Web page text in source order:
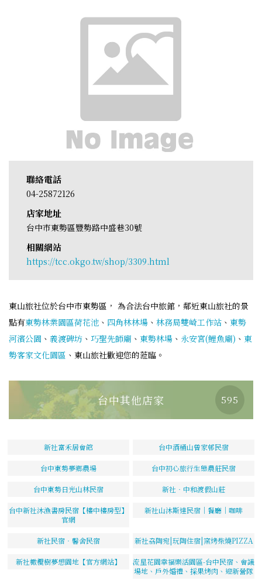
聯絡電話
04-25872126
店家地址
台中市東勢區豐勢路中盛巷30號
相關網站
https://tcc.okgo.tw/shop/3309.html
東山旅社位於台中市東勢區， 為合法台中旅館，鄰近東山旅社的景
點有東勢林業園區荷花池 、 四角林林場 、 林務局雙崎工作站 、 東勢
河濱公園 、 義渡碑坊 、 巧聖先師廟 、 東勢林場 、 永安宮(鯉魚廟) 、 東
勢客家文化園區 、東山旅社歡迎您的蒞臨。
台中其他店家 595
新社富禾居會館 台中酒桶山曾家邨民宿
台中東勢夢鄉農場 台中初心旅行生態農莊民宿
台中東勢日光山林民宿 新社‧中和渡假山莊
台中新社沐漁書房民宿【樓中樓房型】
官網
新社山沐斯達民宿｜餐廳｜咖啡
新社民宿‧馨舍民宿 新社劦陶宛|玩陶住宿|窯烤柴燒PIZZA
新社橄欖樹夢想園地【官方網站】
流星花園幸福樂活園區-台中民宿、會議
場地、戶外婚禮、採果烤肉、迎新營隊